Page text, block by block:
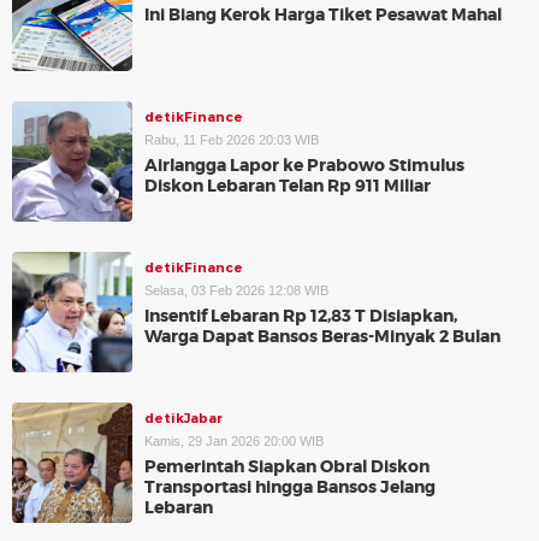
Ini Biang Kerok Harga Tiket Pesawat Mahal
detikFinance
Rabu, 11 Feb 2026 20:03 WIB
Airlangga Lapor ke Prabowo Stimulus
Diskon Lebaran Telan Rp 911 Miliar
detikFinance
Selasa, 03 Feb 2026 12:08 WIB
Insentif Lebaran Rp 12,83 T Disiapkan,
Warga Dapat Bansos Beras-Minyak 2 Bulan
detikJabar
Kamis, 29 Jan 2026 20:00 WIB
Pemerintah Siapkan Obral Diskon
Transportasi hingga Bansos Jelang
Lebaran